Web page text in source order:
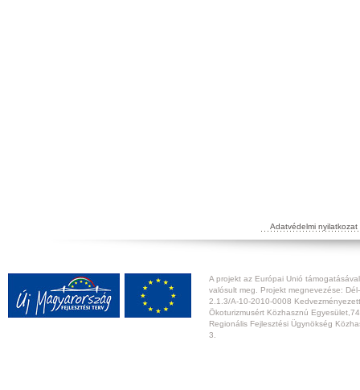
Adatvédelmi nyilatkozat
A projekt az Európai Unió
valósult meg. Projekt megnevezése:
2.1.3/A-10-2010-0008
Ökoturizmusért Közhasznú
Regionális Fejlesztési Ügynökség
3.